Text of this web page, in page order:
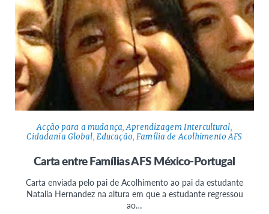
Acção para a mudança,Aprendizagem Intercultural,
Cidadania Global, Educação,Família de Acolhimento AFS
Carta entre Famílias AFS México-Portugal
Carta enviada pelo pai de Acolhimento ao pai da estudante
Natalia Hernandez na altura em que a estudante regressou
ao…